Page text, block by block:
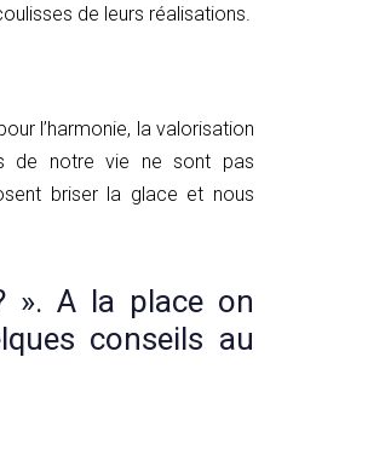
de leurs réalisations.
l’harmonie, la valorisation
de notre vie ne sont pas
briser la glace et nous
». A la place on
conseils au